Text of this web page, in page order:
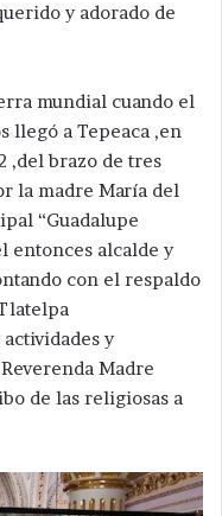
y adorado de
mundial cuando el
llegó a Tepeaca ,en
,del brazo de tres
la madre María del
“Guadalupe
entonces alcalde y
con el respaldo
y
Madre
de las religiosas a